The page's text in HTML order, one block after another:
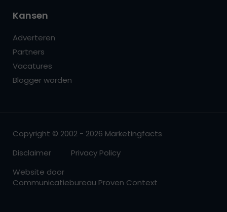
Kansen
Adverteren
Partners
Vacatures
Blogger worden
Copyright © 2002 - 2026 Marketingfacts
Disclaimer
Privacy Policy
Website door
Communicatiebureau Proven Context